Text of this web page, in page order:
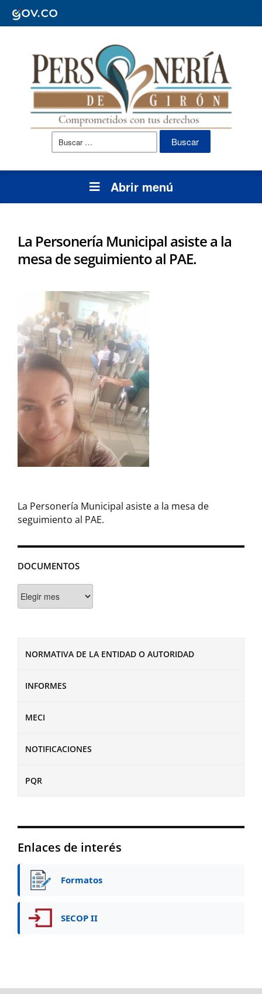
Buscar:
Abrir menú
DOCUMENTOS
NORMATIVA DE LA ENTIDAD O AUTORIDAD
INFORMES
MECI
NOTIFICACIONES
PQR
Enlaces de interés
Formatos
SECOP II
La Personería Municipal asiste a la
mesa de seguimiento al PAE.
La Personería Municipal asiste a la mesa de
seguimiento al PAE.